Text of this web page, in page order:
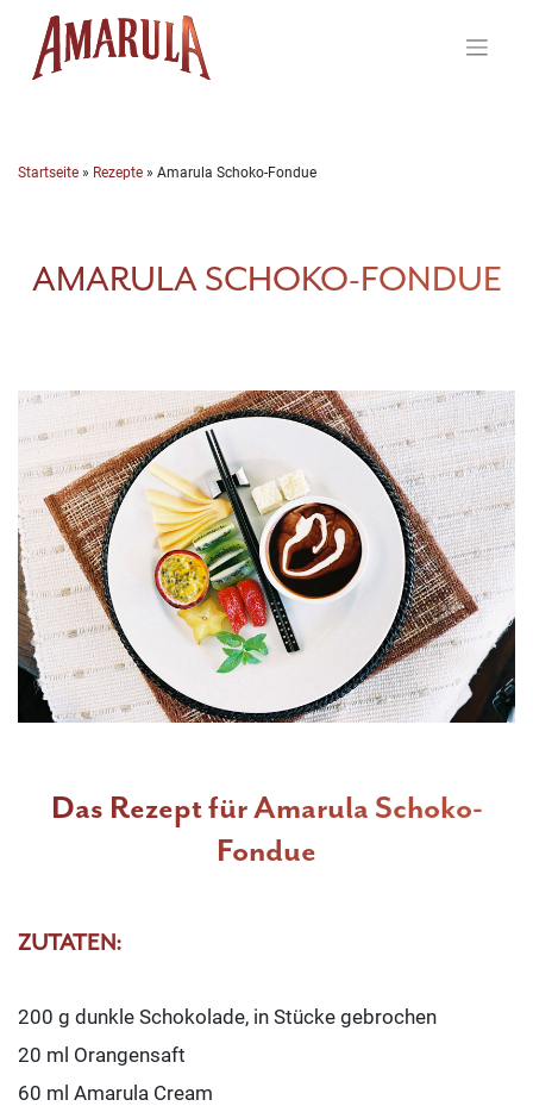
content
Startseite » Rezepte » Amarula Schoko-Fondue
AMARULA SCHOKO-FONDUE
Das Rezept für Amarula Schoko-
Fondue
ZUTATEN:
200 g dunkle Schokolade, in Stücke gebrochen
20 ml Orangensaft
60 ml Amarula Cream